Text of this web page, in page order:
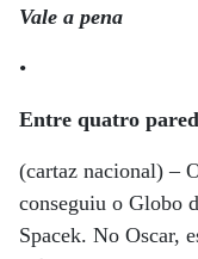
Vale a pena
•
Entre quatro
(cartaz nacional) –
conseguiu o Globo
Spacek. No Oscar,